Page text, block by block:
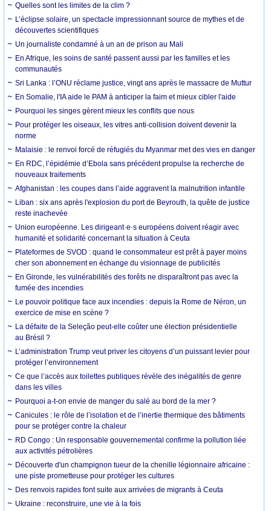
Quelles sont les limites de la clim ?
L’éclipse solaire, un spectacle impressionnant source de mythes et de
découvertes scientifiques
Un journaliste condamné à un an de prison au Mali
En Afrique, les soins de santé passent aussi par les familles et les
communautés
Sri Lanka : l’ONU réclame justice, vingt ans après le massacre de Muttur
En Somalie, l'IA aide le PAM à anticiper la faim et mieux cibler l'aide
Pourquoi les singes gèrent mieux les conflits que nous
Pour protéger les oiseaux, les vitres anti-collision doivent devenir la
norme
Malaisie : le renvoi forcé de réfugiés du Myanmar met des vies en danger
En RDC, l’épidémie d’Ebola sans précédent propulse la recherche de
nouveaux traitements
Afghanistan : les coupes dans l’aide aggravent la malnutrition infantile
Liban : six ans après l'explosion du port de Beyrouth, la quête de justice
reste inachevée
Union européenne. Les dirigeant·e·s européens doivent réagir avec
humanité et solidarité concernant la situation à Ceuta
Plateformes de SVOD : quand le consommateur est prêt à payer moins
cher son abonnement en échange du visionnage de publicités
En Gironde, les vulnérabilités des forêts ne disparaîtront pas avec la
fumée des incendies
Le pouvoir politique face aux incendies : depuis la Rome de Néron, un
exercice de mise en scène ?
La défaite de la Seleção peut-elle coûter une élection présidentielle
au Brésil ?
L’administration Trump veut priver les citoyens d’un puissant levier pour
protéger l’environnement
Ce que l’accès aux toilettes publiques révèle des inégalités de genre
dans les villes
Pourquoi a-t-on envie de manger du salé au bord de la mer ?
Canicules : le rôle de l’isolation et de l’inertie thermique des bâtiments
pour se protéger contre la chaleur
RD Congo : Un responsable gouvernemental confirme la pollution liée
aux activités pétrolières
Découverte d'un champignon tueur de la chenille légionnaire africaine :
une piste prometteuse pour protéger les cultures
Des renvois rapides font suite aux arrivées de migrants à Ceuta
Ukraine : reconstruire, une vie à la fois